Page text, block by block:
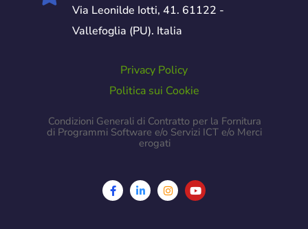
Via Leonilde Iotti, 41. 61122 -
Vallefoglia (PU). Italia
Privacy Policy
Politica sui Cookie
Condizioni Generali di Contratto per la Fornitura
di Programmi Software e/o Servizi ICT e/o Merci
erogati